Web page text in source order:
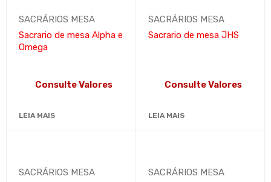
SACRÁRIOS MESA
Sacrario de mesa Alpha e
Omega
Consulte Valores
LEIA MAIS
SACRÁRIOS MESA
Sacrario de mesa JHS
Consulte Valores
LEIA MAIS
SACRÁRIOS MESA
SACRÁRIOS MESA